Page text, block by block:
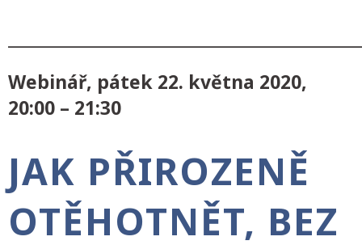
Webinář, pátek 22. května 2020,
20:00 – 21:30
JAK PŘIROZENĚ
OTĚHOTNĚT, BEZ